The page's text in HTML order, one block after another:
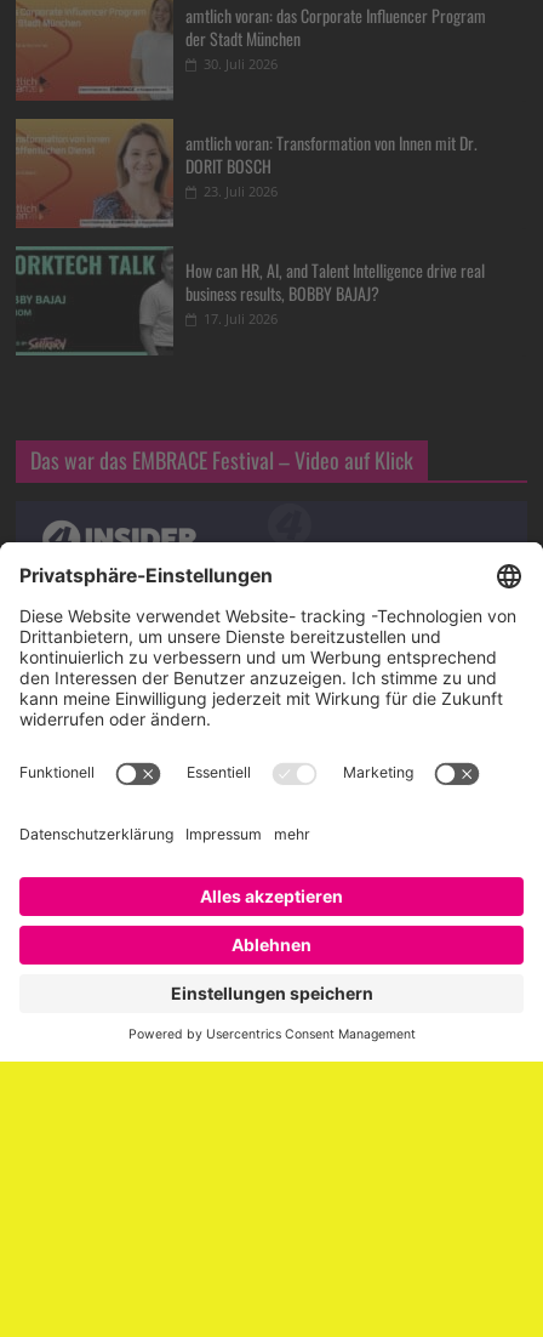
amtlich voran: das Corporate Influencer Program
der Stadt München
30. Juli 2026
amtlich voran: Transformation von Innen mit Dr.
DORIT BOSCH
23. Juli 2026
How can HR, AI, and Talent Intelligence drive real
business results, BOBBY BAJAJ?
17. Juli 2026
Das war das EMBRACE Festival – Video auf Klick
Über SAATKORN
SAATKORN ist der Blog von Gero Hesse. Seit 2009 schreibt
er über die Themen Employer Branding,